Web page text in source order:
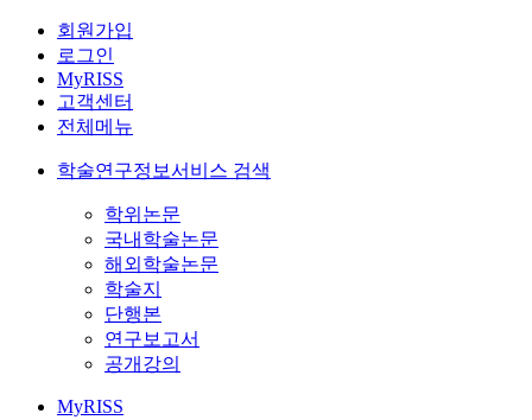
회원가입
로그인
MyRISS
고객센터
전체메뉴
학술연구정보서비스 검색
학위논문
국내학술논문
해외학술논문
학술지
단행본
연구보고서
공개강의
MyRISS